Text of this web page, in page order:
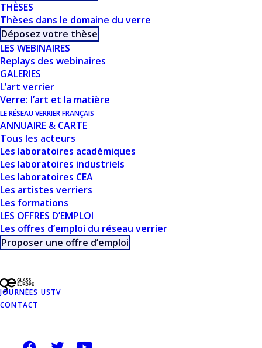
THÈSES
Thèses dans le domaine du verre
Déposez votre thèse
LES WEBINAIRES
Replays des webinaires
GALERIES
L’art verrier
Verre: l’art et la matière
LE RÉSEAU VERRIER FRANÇAIS
ANNUAIRE & CARTE
Tous les acteurs
Les laboratoires académiques
Les laboratoires industriels
Les laboratoires CEA
Les artistes verriers
Les formations
LES OFFRES D’EMPLOI
Les offres d’emploi du réseau verrier
Proposer une offre d’emploi
JOURNÉES USTV
CONTACT
CARBONATÉS EN
PRESSION ET
TEMPÉRATURE ET
QUELQUES
APPLICATIONS
GÉOPHYSIQUES -
F. GAILLARD (ISTO,
ORLÉANS)